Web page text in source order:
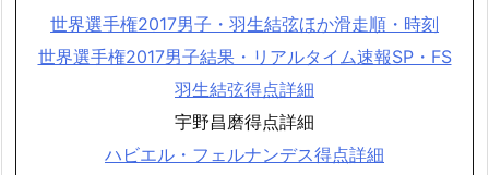
世界選手権2017男子・羽生結弦ほか滑走順・時刻
世界選手権2017男子結果・リアルタイム速報SP・FS
羽生結弦得点詳細
宇野昌磨得点詳細
ハビエル・フェルナンデス得点詳細